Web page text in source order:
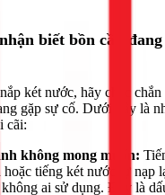
nhận biết bồn cầu
két nước, hãy chắc
gặp sự cố. Dưới đây là
cãi:
không mong muốn:
hoặc tiếng két nước tự nạp
không ai sử dụng. Đây là